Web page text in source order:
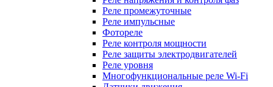
Реле промежуточные
Реле импульсные
Фотореле
Реле контроля мощности
Реле защиты электродвигателей
Реле уровня
Многофункциональные реле Wi-Fi